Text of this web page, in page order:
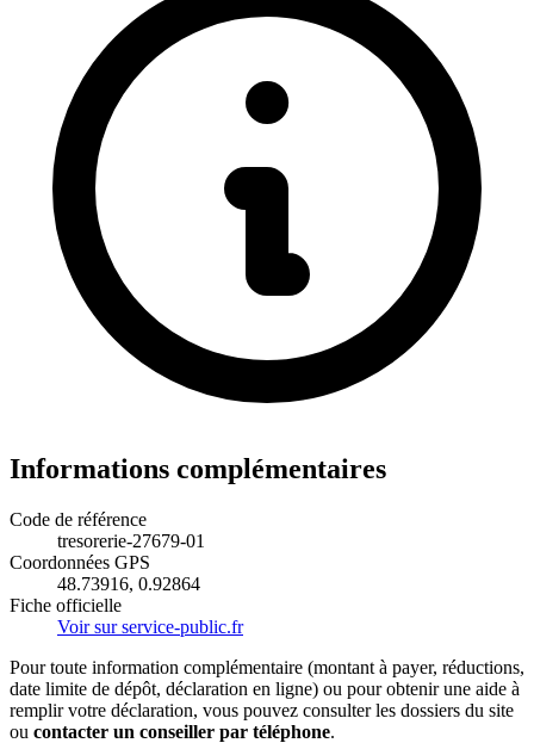
Informations complémentaires
Code de référence
tresorerie-27679-01
Coordonnées GPS
48.73916, 0.92864
Fiche officielle
Voir sur service-public.fr
Pour toute information complémentaire (montant à payer, réductions,
date limite de dépôt, déclaration en ligne) ou pour obtenir une aide à
remplir votre déclaration, vous pouvez consulter les dossiers du site
ou contacter un conseiller par téléphone.